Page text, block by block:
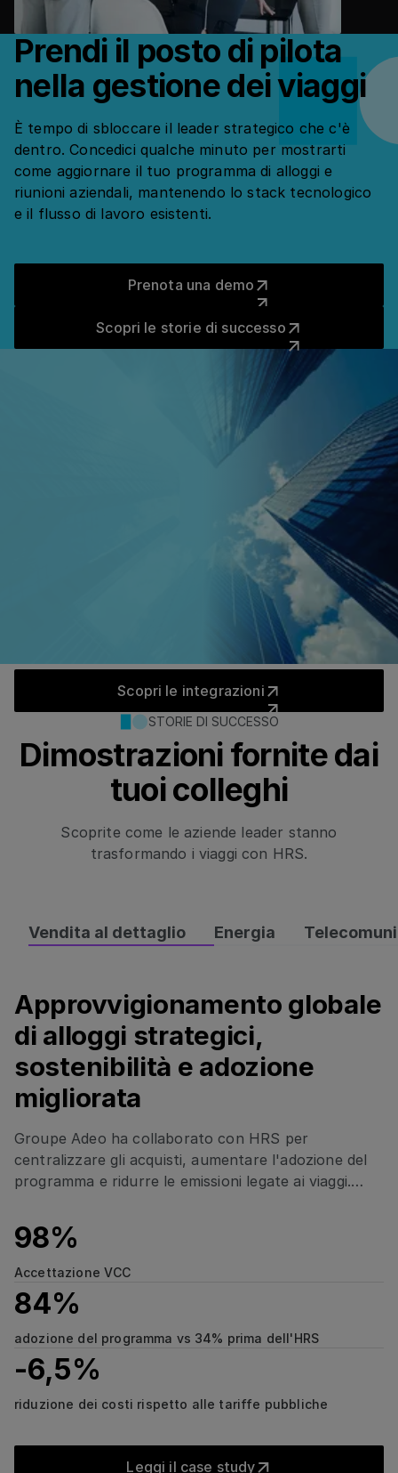
Prendi il posto di pilota
nella gestione dei viaggi
È tempo di sbloccare il leader strategico che c'è
dentro. Concedici qualche minuto per mostrarti
come aggiornare il tuo programma di alloggi e
riunioni aziendali, mantenendo lo stack tecnologico
e il flusso di lavoro esistenti.
Prenota una demo
Scopri le storie di successo
Scopri le storie di successo
Integra facilmente HRS
nel tuo ecosistema
HRS funziona con oltre 200 soluzioni che già utilizzi.
Da OBE e TMC ai sistemi di spesa e pagamento.
Scopri le integrazioni
STORIE DI SUCCESSO
Dimostrazioni fornite dai
tuoi colleghi
Scoprite come le aziende leader stanno
trasformando i viaggi con HRS.
Vendita al dettaglio Energia
Approvvigionamento globale
di alloggi strategici,
sostenibilità e adozione
migliorata
Groupe Adeo ha collaborato con HRS per
centralizzare gli acquisti, aumentare l'adozione del
programma e ridurre le emissioni legate ai viaggi.
soluzioni di pagamento migliorate e processi
incentrati sulla sostenibilità, il gruppo ha ottenuto
una significativa riduzione dei costi, un tasso di
adozione dell'84%, una riduzione di CO₂ del 10% per
camera a notte e il 98% di accettazione del VCC.
98%
Accettazione VCC
84%
adozione del programma vs 34% prima dell'HRS
-6,5%
riduzione dei costi rispetto alle tariffe pubbliche
Leggi il case study
Approvvigionamento globale di alloggi strategici,
Trasformazione basata sui
dati: come PwC Italy ha
raggiunto il 91% di adozione
La strada verso lo zero netto
creare un programma di alloggi più efficiente e